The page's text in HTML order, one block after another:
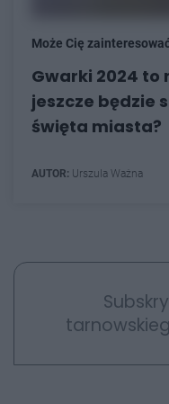
Może Cię
Gwarki 2024 to
jeszcze będzie
święta miasta?
AUTOR: Urszula Ważna